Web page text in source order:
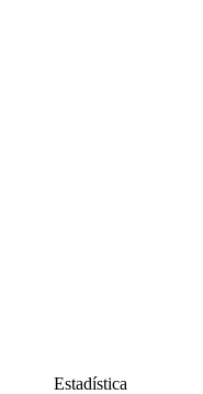
Estadística